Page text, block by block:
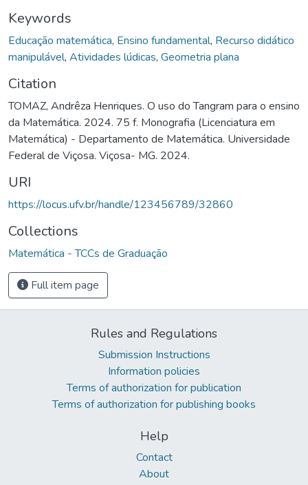
Keywords
Educação matemática, Ensino fundamental, Recurso didático
manipulável, Atividades lúdicas, Geometria plana
Citation
TOMAZ, Andrêza Henriques. O uso do Tangram para o ensino
da Matemática. 2024. 75 f. Monografia (Licenciatura em
Matemática) - Departamento de Matemática. Universidade
Federal de Viçosa. Viçosa- MG. 2024.
URI
https://locus.ufv.br/handle/123456789/32860
Collections
Matemática - TCCs de Graduação
Full item page
Rules and Regulations
Submission Instructions
Information policies
Terms of authorization for publication
Terms of authorization for publishing books
Help
Contact
About